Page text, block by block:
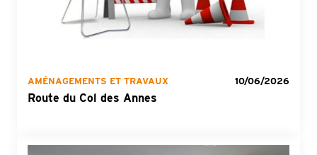
AMÉNAGEMENTS ET TRAVAUX 10/06/2026
Route du Col des Annes